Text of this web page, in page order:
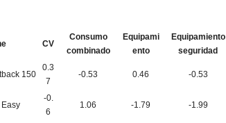
CV
Consumo
combinado
Equipami
ento
Equipamiento
seguridad
150
0.3
7
-0.53 0.46 -0.53
Easy
-0.
6
1.06 -1.79 -1.99